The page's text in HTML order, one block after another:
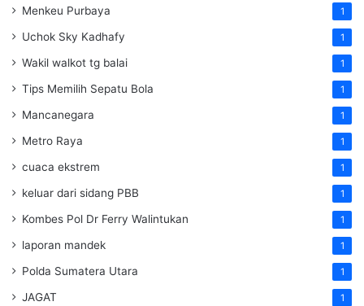
Menkeu Purbaya 1
Uchok Sky Kadhafy 1
Wakil walkot tg balai 1
Tips Memilih Sepatu Bola 1
Mancanegara 1
Metro Raya 1
cuaca ekstrem 1
keluar dari sidang PBB 1
Kombes Pol Dr Ferry Walintukan 1
laporan mandek 1
Polda Sumatera Utara 1
JAGAT 1